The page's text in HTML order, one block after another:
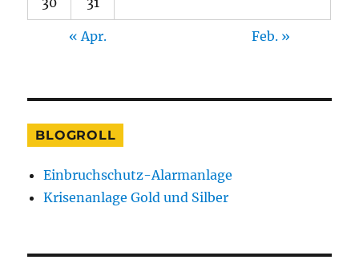
« Apr. Feb. »
BLOGROLL
Einbruchschutz-Alarmanlage
Krisenanlage Gold und Silber